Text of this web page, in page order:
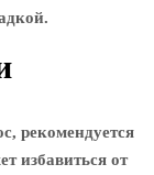
рекомендуется
избавиться от